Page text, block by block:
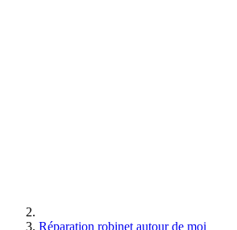
Réparation robinet autour de moi